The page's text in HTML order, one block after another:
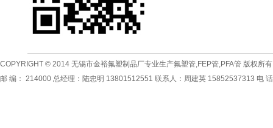
COPYRIGHT © 2014 无锡市金裕氟塑制品厂专业生产氟塑管,FEP管,PFA管 版权所有
邮 编： 214000 总经理：陆忠明 13801512551 联系人：周建英 15852537313